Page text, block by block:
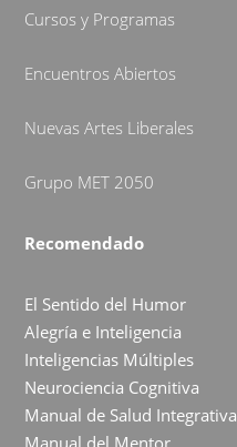
Cursos y Programas
Encuentros Abiertos
Nuevas Artes Liberales
Grupo MET 2050
Recomendado
El Sentido del Humor
Alegría e Inteligencia
Inteligencias Múltiples
Neurociencia Cognitiva
Manual de Salud Integrativa